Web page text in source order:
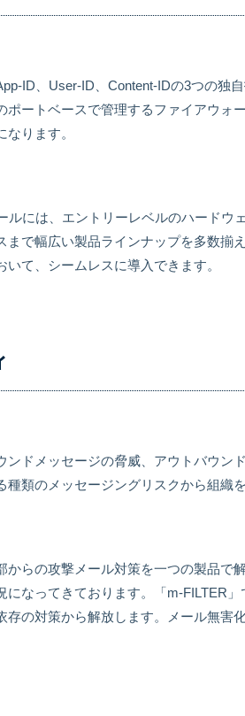
ID、User-ID、Content-IDの3つの独
ポートベースで管理するファイアウ
ります。
ルには、エントリーレベルのハード
まで幅広い製品ラインナップを多数
て、シームレスに導入できます。
ンドメッセージの脅威、アウトバウ
類のメッセージングリスクから組織を
からの攻撃メール対策を一つの製品
になってきております。「m-FILTER
存の対策から解放します。メール無